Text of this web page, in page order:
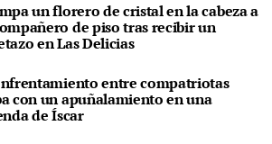
un florero de cristal en la cabeza a
de piso tras recibir un
en Las Delicias
entre compatriotas
con un apuñalamiento en una
de Íscar